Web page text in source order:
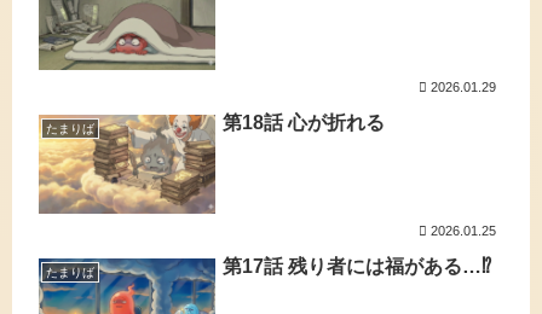
2026.01.29
たまりば 第18話 心が折れる
2026.01.25
たまりば 第17話 残り者には福がある…⁉